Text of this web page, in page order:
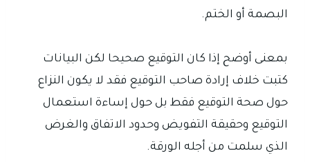
البصمة أو الختم.
بمعنى أوضح إذا كان التوقيع صحيحا لكن البيانات
كتبت خلاف إرادة صاحب التوقيع فقد لا يكون النزاع
حول صحة التوقيع فقط بل حول إساءة استعمال
التوقيع وحقيقة التفويض وحدود الاتفاق والغرض
الذي سلمت من أجله الورقة.